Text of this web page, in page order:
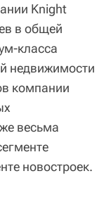
Knight
в общей
класса
недвижимости
компании
весьма
новостроек.